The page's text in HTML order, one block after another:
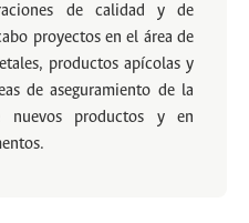
de calidad y de
proyectos en el área de
productos apícolas y
de aseguramiento de la
nuevos productos y en